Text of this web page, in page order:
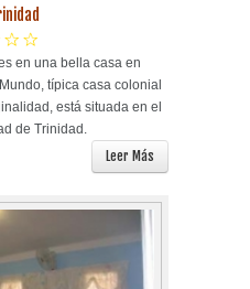
en una bella casa en
típica casa colonial
está situada en el
de Trinidad.
Leer Más